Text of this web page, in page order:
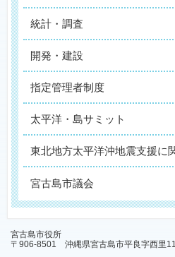
統計・調査
開発・建設
指定管理者制度
太平洋・島サミット
東北地方太平洋沖地震支援に
宮古島市議会
宮古島市役所
〒906-8501 沖縄県宮古島市平良字西里